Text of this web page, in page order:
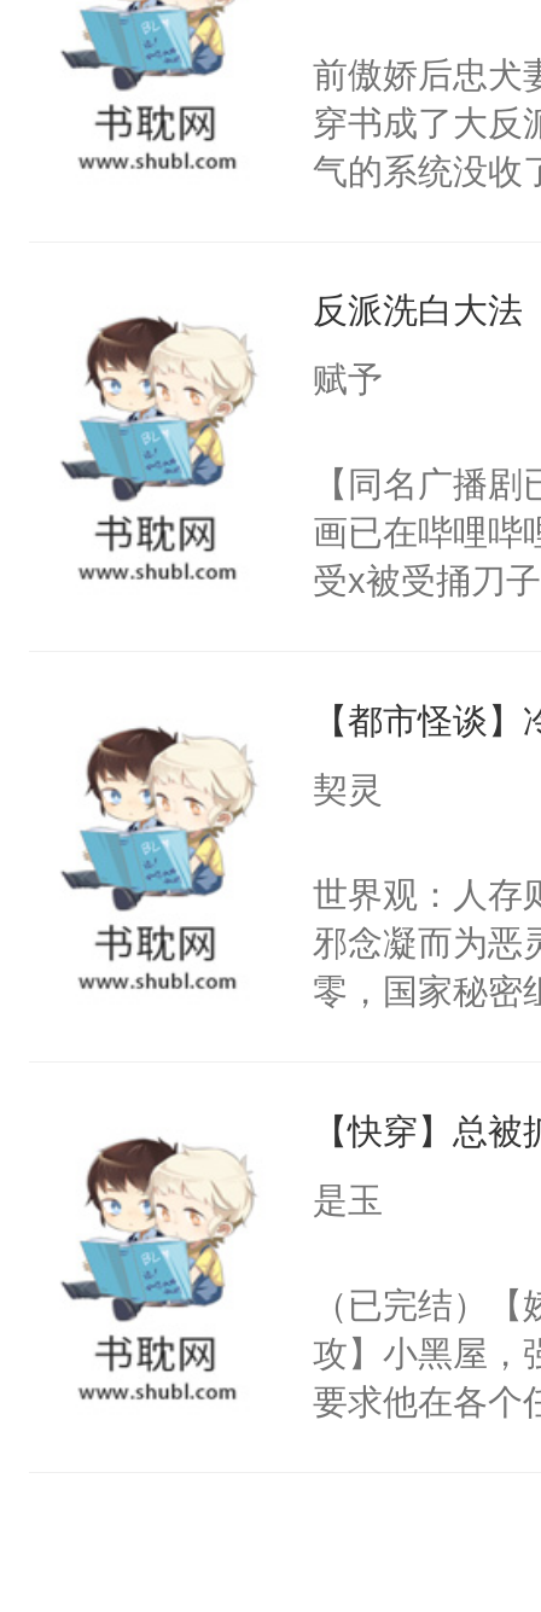
莲花可不止有
点脑袋，看着
常见问题一：
教科书版：“
母的微笑：“
留看着面前这
人，突然醒悟
卫天还没亮
腰：“陛下，
不好了！”“那
小白莲：“嘤
胡说，我没碰
不愧是大佬，
悉，嗷？这不
可以先看仙帝
前傲娇后忠犬
穿书成了大反
气的系统没收
用见人，因为
言神龙见首不
名蛇蛇，跟
不知道，那小
头，魔尊墨宴
宴：柳折枝你
们竟然欺负
宴：要不你
来……“蛇蛇，
堂魔尊……行
位，当日就抢
神偏执：不许
种威胁手段
他是社恐，墨
不出去啊
反派洗白大法
赋予
【同名广播
画已在哔哩哔
受x被受捅刀
病，一个个
上了还是无动
间变脸背叛他
的恶事他都对
一个权力滔天
右男主又报
他说：【您
年，存活下
再说一遍。】
【都市怪谈
契灵
世界观：人存
邪念凝而为恶
零，国家秘密
子嗣）。盘
孤独成性，被
嘴硬心软、
他才发现：
氓，本体是全
来想逗逗人类
【快穿】总
是玉
（已完结）
攻】小黑屋，
要求他在各个